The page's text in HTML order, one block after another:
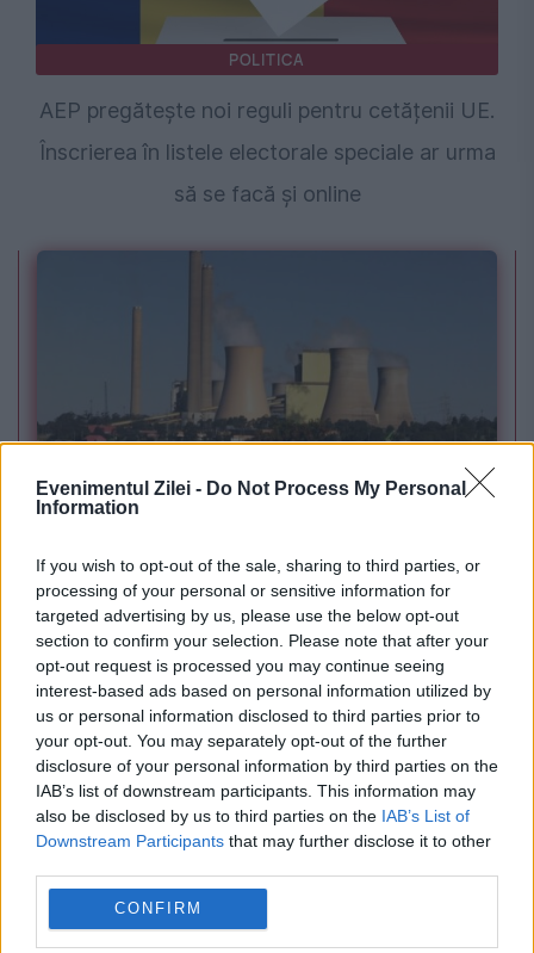
Evenimentul Zilei - Do Not Process My Personal
Information
If you wish to opt-out of the sale, sharing to third parties, or
processing of your personal or sensitive information for
targeted advertising by us, please use the below opt-out
section to confirm your selection. Please note that after your
opt-out request is processed you may continue seeing
interest-based ads based on personal information utilized by
us or personal information disclosed to third parties prior to
your opt-out. You may separately opt-out of the further
disclosure of your personal information by third parties on the
IAB’s list of downstream participants. This information may
also be disclosed by us to third parties on the IAB’s List of
Downstream Participants that may further disclose it to other
CONFIRM
POLITICA
AEP pregătește noi reguli pentru cetățenii UE.
Înscrierea în listele electorale speciale ar urma
să se facă și online
POLITICA
de urgență pentru energie și susține
menținerea centralelor pe cărbune. Critici la
adresa lui Bolojan